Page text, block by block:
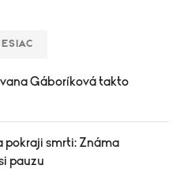
Gáboríková takto
pokraji smrti: Známa
pauzu